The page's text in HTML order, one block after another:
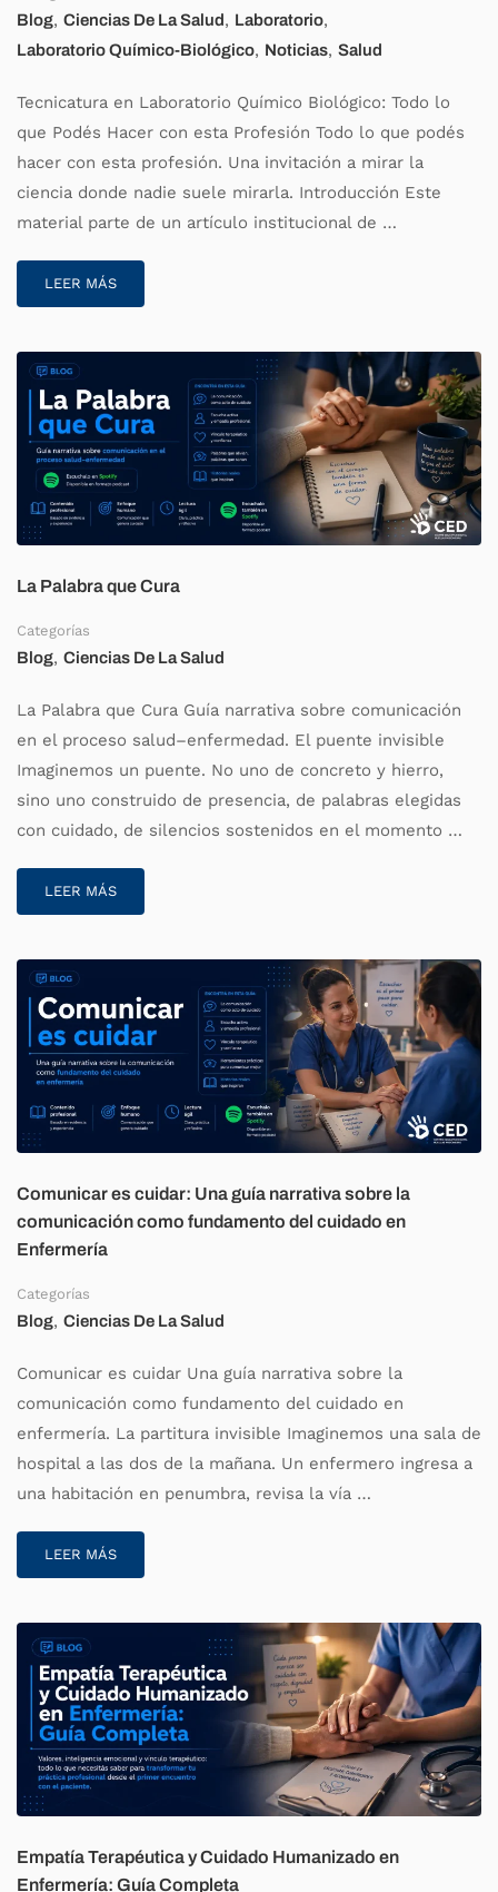
Blog, Ciencias De La Salud, Laboratorio,
Laboratorio Químico-Biológico, Noticias, Salud
Tecnicatura en Laboratorio Químico Biológico: Todo lo
que Podés Hacer con esta Profesión Todo lo que podés
hacer con esta profesión. Una invitación a mirar la
ciencia donde nadie suele mirarla. Introducción Este
material parte de un artículo institucional de …
LEER MÁS
La Palabra que Cura
Categorías
Blog, Ciencias De La Salud
La Palabra que Cura Guía narrativa sobre comunicación
en el proceso salud–enfermedad. El puente invisible
Imaginemos un puente. No uno de concreto y hierro,
sino uno construido de presencia, de palabras elegidas
con cuidado, de silencios sostenidos en el momento …
LEER MÁS
Comunicar es cuidar: Una guía narrativa sobre la
comunicación como fundamento del cuidado en
Enfermería
Categorías
Blog, Ciencias De La Salud
Comunicar es cuidar Una guía narrativa sobre la
comunicación como fundamento del cuidado en
enfermería. La partitura invisible Imaginemos una sala de
hospital a las dos de la mañana. Un enfermero ingresa a
una habitación en penumbra, revisa la vía …
LEER MÁS
Empatía Terapéutica y Cuidado Humanizado en
Enfermería: Guía Completa